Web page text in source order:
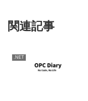
関連記事
.NET